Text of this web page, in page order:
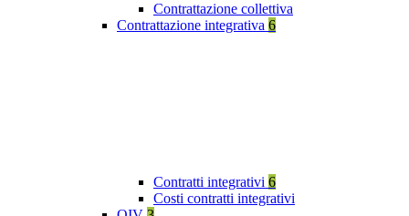
Contrattazione collettiva
Contrattazione integrativa 6
Contratti integrativi 6
Costi contratti integrativi